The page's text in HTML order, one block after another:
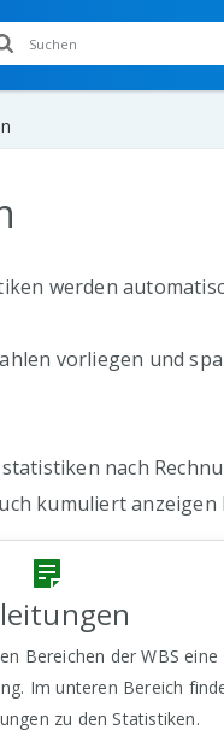
werden
vorliegen und
nach
kumuliert anzeigen
Bereichen der WBS eine
Im unteren Bereich
zu den Statistiken.